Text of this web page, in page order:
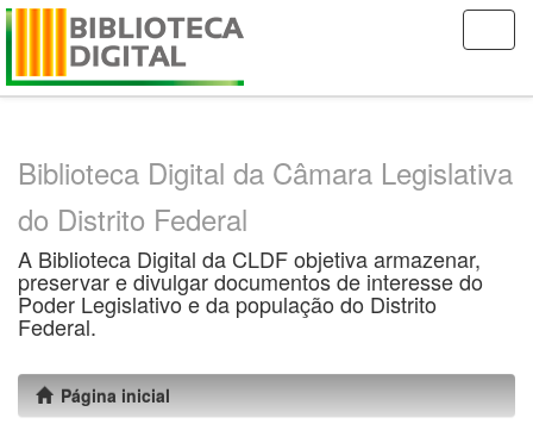
Skip
Biblioteca Digital da Câmara Legislativa
do Distrito Federal
A Biblioteca Digital da CLDF objetiva armazenar,
preservar e divulgar documentos de interesse do
Poder Legislativo e da população do Distrito
Federal.
Página inicial